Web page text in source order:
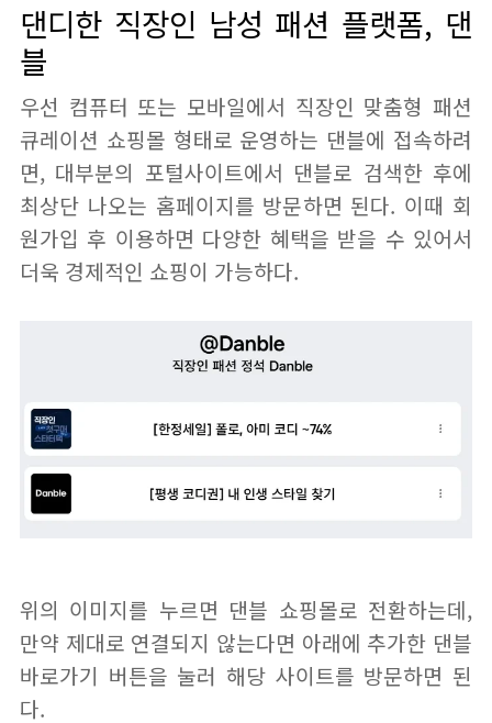
댄디한 직장인 남성 패션 플랫폼, 댄
블
우선 컴퓨터 또는 모바일에서 직장인 맞춤형 패션
큐레이션 쇼핑몰 형태로 운영하는 댄블에 접속하려
면, 대부분의 포털사이트에서 댄블로 검색한 후에
최상단 나오는 홈페이지를 방문하면 된다. 이때 회
원가입 후 이용하면 다양한 혜택을 받을 수 있어서
더욱 경제적인 쇼핑이 가능하다.
위의 이미지를 누르면 댄블 쇼핑몰로 전환하는데,
만약 제대로 연결되지 않는다면 아래에 추가한 댄블
바로가기 버튼을 눌러 해당 사이트를 방문하면 된
다.